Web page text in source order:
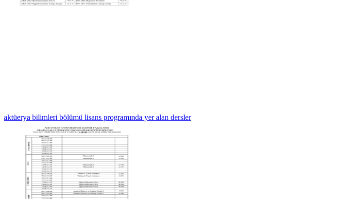
aktüerya bilimleri bölümü lisans programında yer alan dersler